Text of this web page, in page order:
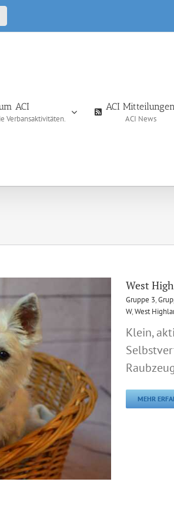
ACI
Verbansaktivitäten.
ACI Mitteilungen
ACI News
West
Gruppe 3,
W,West
Klein,
MEHR